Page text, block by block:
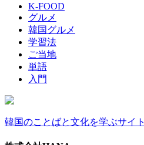
K-FOOD
グルメ
韓国グルメ
学習法
ご当地
単語
入門
韓国のことばと文化を学ぶサイト